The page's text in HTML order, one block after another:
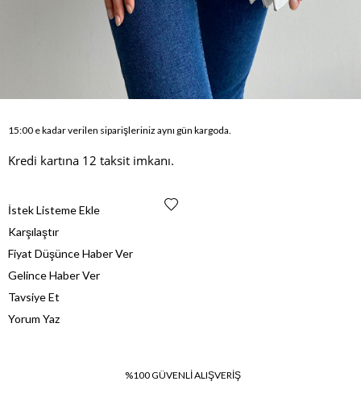
15:00 e kadar verilen siparişleriniz aynı gün kargoda.
Kredi kartına 12 taksit imkanı.
İstek Listeme Ekle
Karşılaştır
Fiyat Düşünce Haber Ver
Gelince Haber Ver
Tavsiye Et
Yorum Yaz
%100 GÜVENLİ ALIŞVERİŞ